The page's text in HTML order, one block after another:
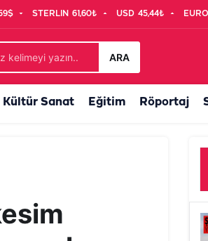
STERLIN 61,60₺ USD 45,44₺ EURO
ARA
Kültür Sanat Eğitim Röportaj